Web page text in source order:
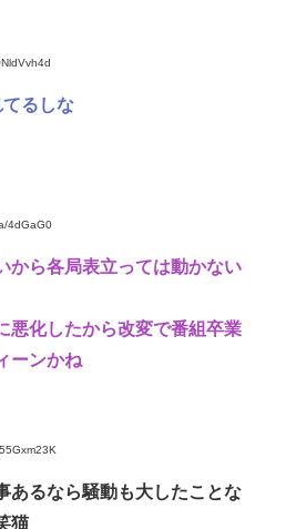
るしな
4dGaG0
から各局表立っては動かない
悪化したから改変で番組卒業
ーンかね
あるなら騒動も大したことな
猫